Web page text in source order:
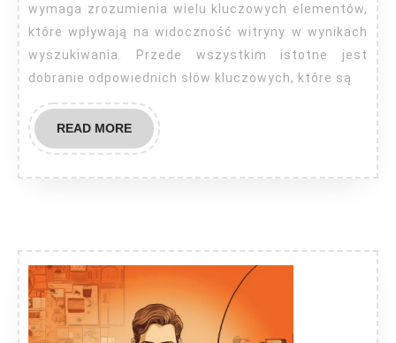
wymaga zrozumienia wielu kluczowych elementów,
które wpływają na widoczność witryny w wynikach
wyszukiwania. Przede wszystkim istotne jest
dobranie odpowiednich słów kluczowych, które są
READ MOREREAD
MORE